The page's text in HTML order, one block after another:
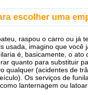
escolher uma
raspou o carro ou já
usada, imagino que você
é, basicamente, o
quanto para substituir
qualquer (acidentes de
Os serviços de
lanternagem ou